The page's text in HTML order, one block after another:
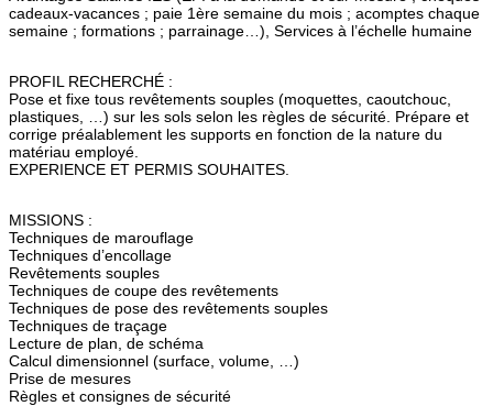
cadeaux-vacances ; paie 1ère semaine du mois ; acomptes chaque
semaine ; formations ; parrainage…), Services à l’échelle humaine
PROFIL RECHERCHÉ :
Pose et fixe tous revêtements souples (moquettes, caoutchouc,
plastiques, …) sur les sols selon les règles de sécurité. Prépare et
corrige préalablement les supports en fonction de la nature du
matériau employé.
EXPERIENCE ET PERMIS SOUHAITES.
MISSIONS :
Techniques de marouflage
Techniques d’encollage
Revêtements souples
Techniques de coupe des revêtements
Techniques de pose des revêtements souples
Techniques de traçage
Lecture de plan, de schéma
Calcul dimensionnel (surface, volume, …)
Prise de mesures
Règles et consignes de sécurité